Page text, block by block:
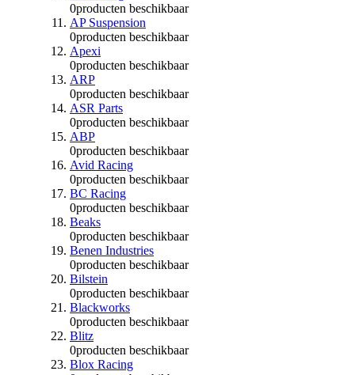
0producten beschikbaar
AP Suspension
0producten beschikbaar
Apexi
0producten beschikbaar
ARP
0producten beschikbaar
ASR Parts
0producten beschikbaar
ABP
0producten beschikbaar
Avid Racing
0producten beschikbaar
BC Racing
0producten beschikbaar
Beaks
0producten beschikbaar
Benen Industries
0producten beschikbaar
Bilstein
0producten beschikbaar
Blackworks
0producten beschikbaar
Blitz
0producten beschikbaar
Blox Racing